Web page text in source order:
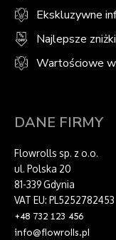
Ekskluzywne
Najlepsze
Wartościowe
DANE FIRMY
Flowrolls sp. z o.o.
ul. Polska 20
81-339 Gdynia
VAT EU: PL5252782453
+48 732 123 456
info@flowrolls.pl